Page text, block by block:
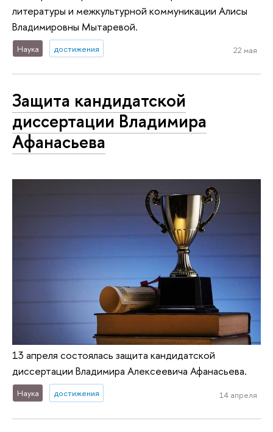
литературы и межкультурной коммуникации Алисы
Владимировны Мытаревой.
Наука достижения 22 мая
Защита кандидатской
диссертации Владимира
Афанасьева
13 апреля состоялась защита кандидатской
диссертации Владимира Алексеевича Афанасьева.
Наука достижения 14 апреля